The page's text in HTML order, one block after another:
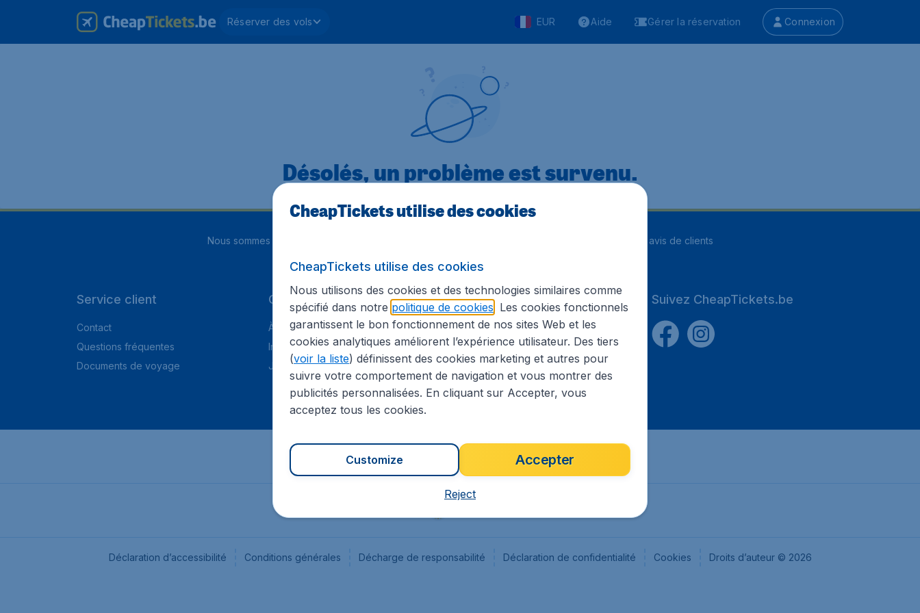
Réserver des vols EUR Aide Gérer la réservation Connexion
Désolés, un problème est survenu.
Nous sommes notés avis de clients
Service client
Contact
Questions fréquentes
Documents de voyage
CheapTickets.be
À propos
Information Légale
Jobs
Sites internationaux
Flugladen.de
CheapTickets.ch
CheapTickets.sg
CheapTickets.nl
Suivez CheapTickets.be
Déclaration d’accessibilité Conditions générales Décharge de responsabilité Déclaration de confidentialité Cookies Droits d’auteur © 2026
CheapTickets utilise des cookies
CheapTickets utilise des cookies
Nous utilisons des cookies et des technologies similaires comme
spécifié dans notre politique de cookies . Les cookies fonctionnels
garantissent le bon fonctionnement de nos sites Web et les
cookies analytiques améliorent l’expérience utilisateur. Des tiers
(voir la liste) définissent des cookies marketing et autres pour
suivre votre comportement de navigation et vous montrer des
publicités personnalisées. En cliquant sur Accepter, vous
acceptez tous les cookies.
Accepter
Customize
Reject